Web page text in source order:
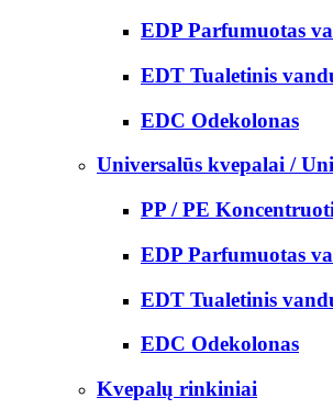
EDP Parfumuotas
EDT Tualetinis
EDC Odekolonas
Universalūs kvepalai /
PP / PE
EDP Parfumuotas
EDT Tualetinis
EDC Odekolonas
Kvepalų rinkiniai